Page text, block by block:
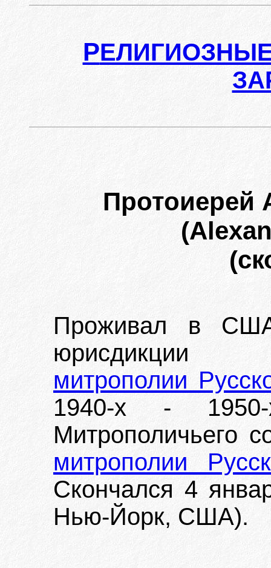
Р
Протоиерей
Проживал в
митрополии
1940-х -
Митрополичьего
митрополии
Скончался 4
Нью-Йорк, США).